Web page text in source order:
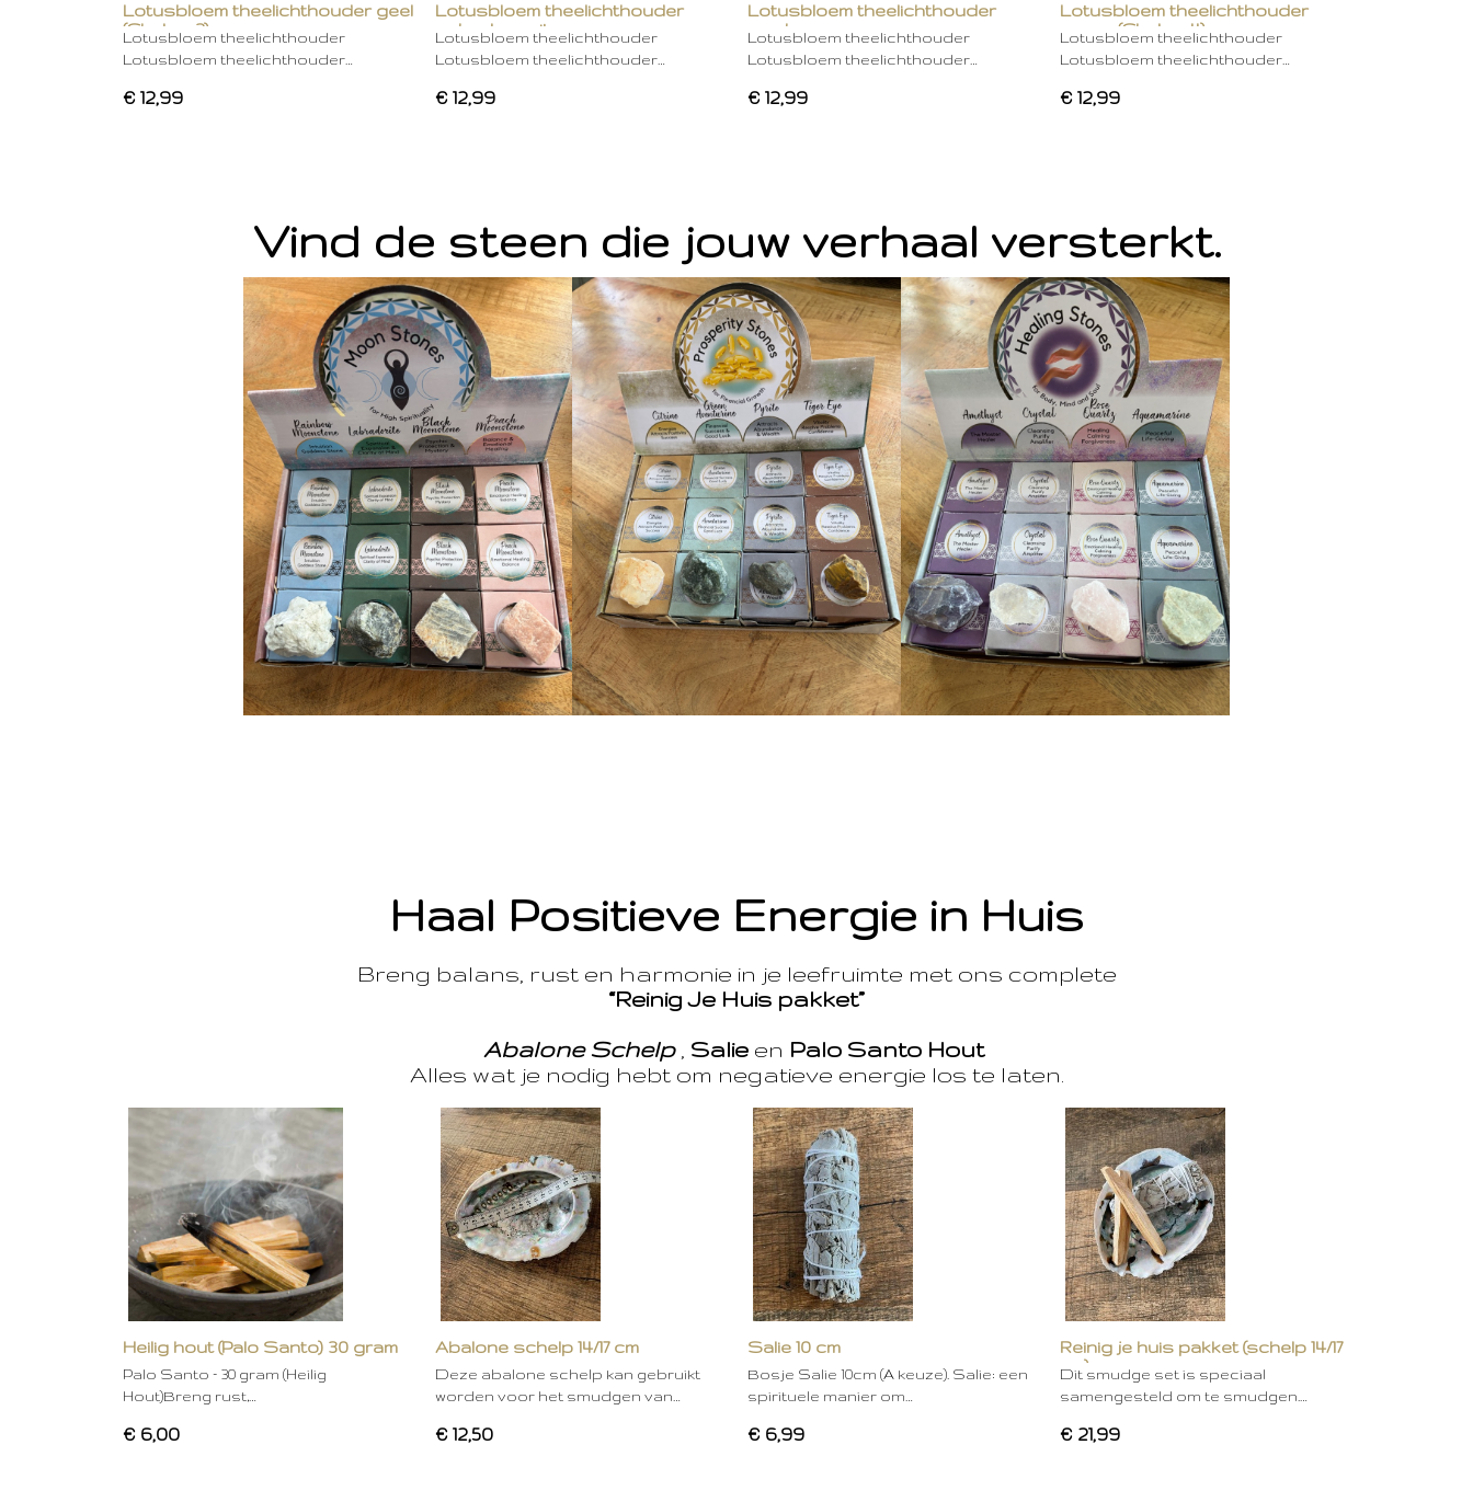
Lotusbloem theelichthouder geel
(Chakra 3)
Lotusbloem theelichthouder
Lotusbloem theelichthouder…
€ 12,99
Lotusbloem theelichthouder
gebroken wit
Lotusbloem theelichthouder
Lotusbloem theelichthouder…
€ 12,99
Lotusbloem theelichthouder
mocha
Lotusbloem theelichthouder
Lotusbloem theelichthouder…
€ 12,99
Lotusbloem theelichthouder
groen (Chakra 4)
Lotusbloem theelichthouder
Lotusbloem theelichthouder…
€ 12,99
Vind de steen die jouw verhaal versterkt.
Haal Positieve Energie in Huis
Breng balans, rust en harmonie in je leefruimte met ons complete
“Reinig Je Huis pakket”
Abalone Schelp, Salie en Palo Santo Hout
Alles wat je nodig hebt om negatieve energie los te laten.
Heilig hout (Palo Santo) 30 gram
Palo Santo – 30 gram (Heilig
Hout)Breng rust,…
€ 6,00
Abalone schelp 14/17 cm
Deze abalone schelp kan gebruikt
worden voor het smudgen van…
€ 12,50
Salie 10 cm
Bosje Salie 10cm (A keuze). Salie: een
spirituele manier om…
€ 6,99
Reinig je huis pakket (schelp 14/17
cm)
Dit smudge set is speciaal
samengesteld om te smudgen.…
€ 21,99